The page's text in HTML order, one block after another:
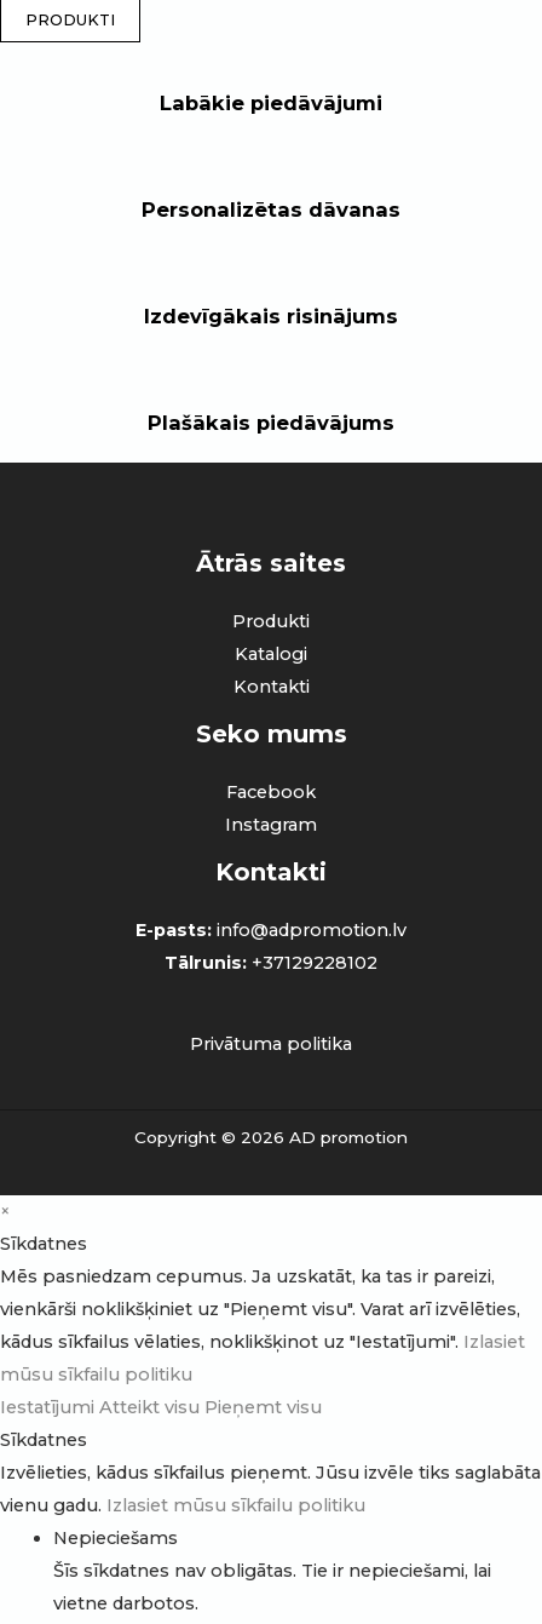
PRODUKTI
Labākie piedāvājumi
Personalizētas dāvanas
Izdevīgākais risinājums
Plašākais piedāvājums
Ātrās saites
Produkti
Katalogi
Kontakti
Seko mums
Facebook
Instagram
Kontakti
E-pasts: info@adpromotion.lv
Tālrunis: +37129228102
Privātuma politika
Copyright © 2026 AD promotion
×
Sīkdatnes
Mēs pasniedzam cepumus. Ja uzskatāt, ka tas ir pareizi,
vienkārši noklikšķiniet uz "Pieņemt visu". Varat arī izvēlēties,
kādus sīkfailus vēlaties, noklikšķinot uz "Iestatījumi". Izlasiet
mūsu sīkfailu politiku
Iestatījumi Atteikt visu Pieņemt visu
Sīkdatnes
Izvēlieties, kādus sīkfailus pieņemt. Jūsu izvēle tiks saglabāta
vienu gadu. Izlasiet mūsu sīkfailu politiku
Nepieciešams
Šīs sīkdatnes nav obligātas. Tie ir nepieciešami, lai
vietne darbotos.